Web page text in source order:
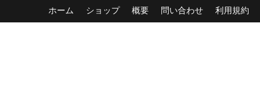
ホーム ショップ 概要 問い合わせ 利用規約